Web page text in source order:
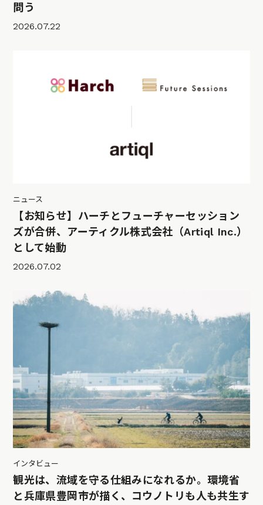
問う
2026.07.22
ニュース
【お知らせ】ハーチとフューチャーセッション
ズが合併、アーティクル株式会社（Artiql Inc.）
として始動
2026.07.02
インタビュー
観光は、流域を守る仕組みになれるか。環境省
と兵庫県豊岡市が描く、コウノトリも人も共生す